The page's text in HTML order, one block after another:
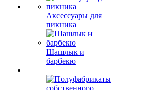
Аксессуары для
пикника
Шашлык и
барбекю